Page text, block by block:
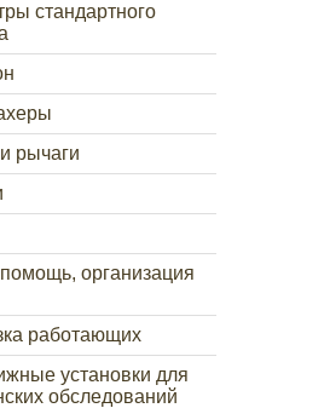
стандартного
рычаги
организация
работающих
установки для
обследований